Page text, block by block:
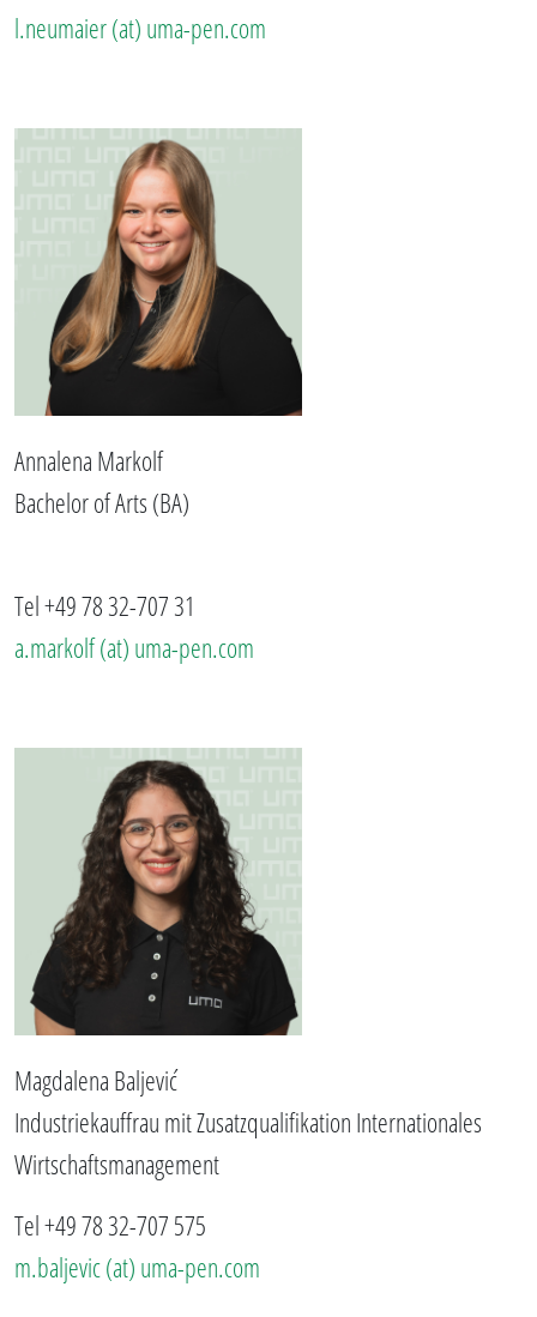
l.neumaier (at) uma-pen.com
Annalena Markolf
Bachelor of Arts (BA)
Tel +49 78 32-707 31
a.markolf (at) uma-pen.com
Magdalena Baljević
Industriekauffrau mit Zusatzqualifikation Internationales
Wirtschaftsmanagement
Tel +49 78 32-707 575
m.baljevic (at) uma-pen.com